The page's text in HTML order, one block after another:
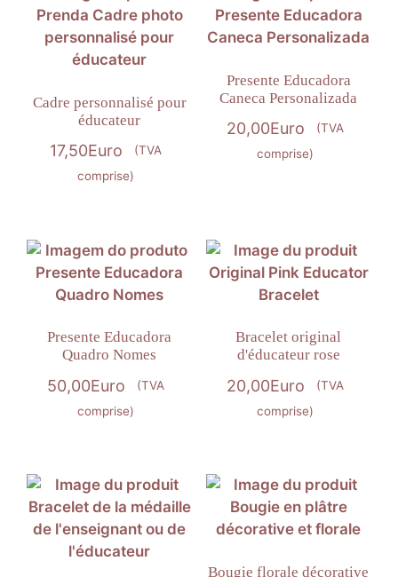
Cadre personnalisé pour
éducateur
17,50Euro
(TVA
comprise)
Presente Educadora
Caneca Personalizada
20,00Euro
(TVA
comprise)
Presente Educadora
Quadro Nomes
50,00Euro
(TVA
comprise)
Bracelet original
d'éducateur rose
20,00Euro
(TVA
comprise)
Bougie florale décorative